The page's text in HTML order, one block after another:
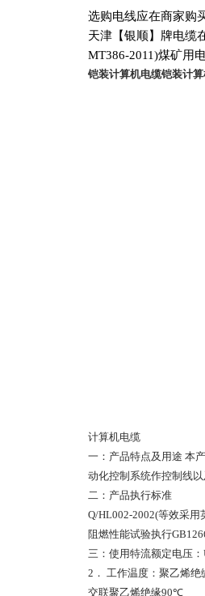
选购电线应在商家购
天津【银顺】牌电缆
MT386-2011)煤矿用
铠装计算机电缆铠装计
计算机电缆
一：产品特点及用途 本
动化控制系统作控制线
二：产品执行标准
Q/HL002-2002(等效采用
阻燃性能试验执行
三：使用特流额定电压：
2 ． 工作温度：聚乙烯绝
交联聚乙烯绝缘90℃